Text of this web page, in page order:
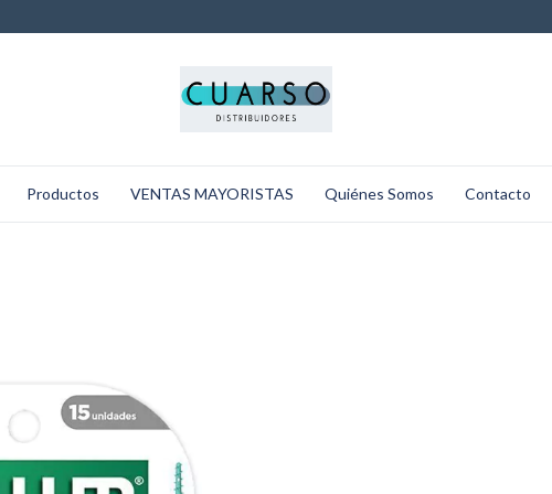
Productos VENTAS MAYORISTAS Quiénes Somos Contacto